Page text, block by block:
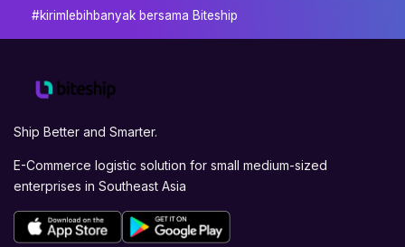
#kirimlebihbanyak bersama Biteship
Ship Better and Smarter.
E-Commerce logistic solution for small medium-sized
enterprises in Southeast Asia